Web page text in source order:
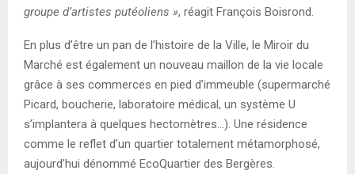
groupe d’artistes putéoliens », réagit François Boisrond.
En plus d’être un pan de l’histoire de la Ville, le Miroir du
Marché est également un nouveau maillon de la vie locale
grâce à ses commerces en pied d’immeuble (supermarché
Picard, boucherie, laboratoire médical, un système U
s’implantera à quelques hectomètres…). Une résidence
comme le reflet d’un quartier totalement métamorphosé,
aujourd’hui dénommé EcoQuartier des Bergères.